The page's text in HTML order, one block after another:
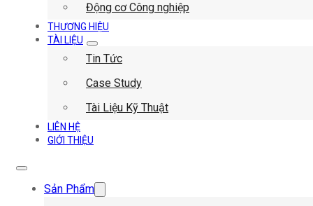
Động cơ Công nghiệp
THƯƠNG HIỆU
TÀI LIỆU
Tin Tức
Case Study
Tài Liệu Kỹ Thuật
LIÊN HỆ
GIỚI THIỆU
Sản Phẩm